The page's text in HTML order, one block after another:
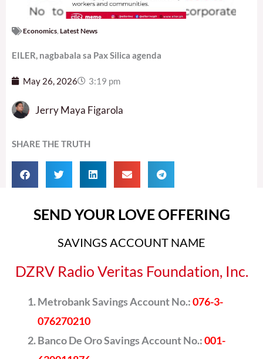
Economics Latest News
EILER, nagbabala sa Pax Silica agenda
May 26, 2026 3:19 pm
Jerry Maya Figarola
SHARE THE TRUTH
SEND YOUR LOVE OFFERING
SAVINGS ACCOUNT NAME
DZRV Radio Veritas Foundation, Inc.
Metrobank Savings Account No.:076-3-
076270210
Banco De Oro Savings Account No.:001-